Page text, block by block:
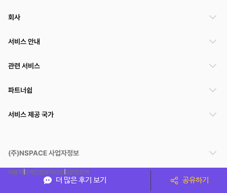
더 많은 후기 보기 공유하기
회사
서비스 안내
관련 서비스
파트너쉽
서비스 제공 국가
(주)NSPACE 사업자정보
이용약관개인정보처리방침운영정책
스페이스클라우드는 통신판매중개자이며 통신판매의 당사자가 아닙니다. 따라서 스페이스클